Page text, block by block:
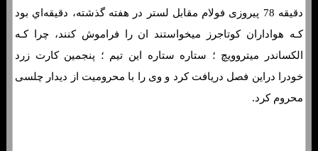
دقیقه 78 پیروزی فولام مقابل لستر در هفته گذشته، دقیقه‌اي بود
کـه هواداران کوتاجرز میخواستند ان را فراموش کنند، چرا کـه
الکساندر میتروویچ ؛ ستاره ستاره این تیم ؛ پنجمین کارت زرد
خودرا دراین فصل دریافت کرد و وی را با محرومیت از دیدار چلسی
محروم کرد.